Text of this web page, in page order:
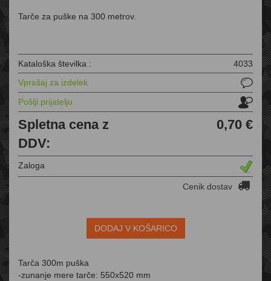
Tarče za puške na 300 metrov.
Kataloška številka :
4033
Vprašaj za izdelek
Pošlji prijatelju
Spletna cena z
DDV:
0,70 €
Zaloga
Cenik dostav
DODAJ V KOŠARICO
Tarča 300m puška
-zunanje mere tarče: 550x520 mm